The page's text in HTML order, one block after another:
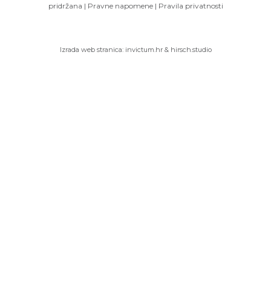
pridržana | Pravne napomene | Pravila privatnosti
Izrada web stranica: invictum.hr& hirsch.studio